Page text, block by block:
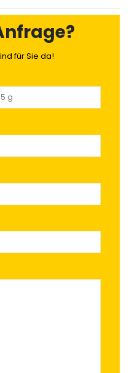
für Sie da!